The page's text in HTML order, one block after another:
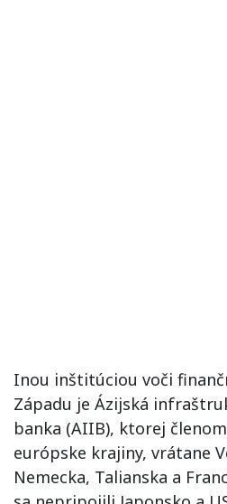
Inou inštitúciou voči
Západu je Ázijská
banka (AIIB), ktorej
európske krajiny, vrátane
Nemecka, Talianska a